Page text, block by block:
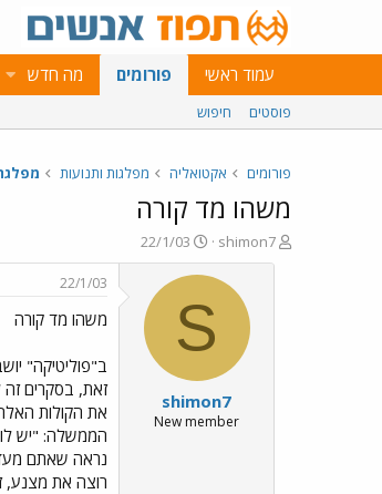
עמוד ראשי פורומים מה חדש
פוסטים חיפוש
פורומים אקטואליה מפלגות ותנועות
משהו מד קורה
פ
ו
shimon7
פ
ו
ר
ס
ם
ב
א
ר
י
22/1/03
S
shimon7
New member
22/1/03
משהו מד קורה
ב"פוליטיקה"
זאת, בסקרים
את הקולות
הממשלה: "יש לו
נראה שאתם
רוצה את מצנע,